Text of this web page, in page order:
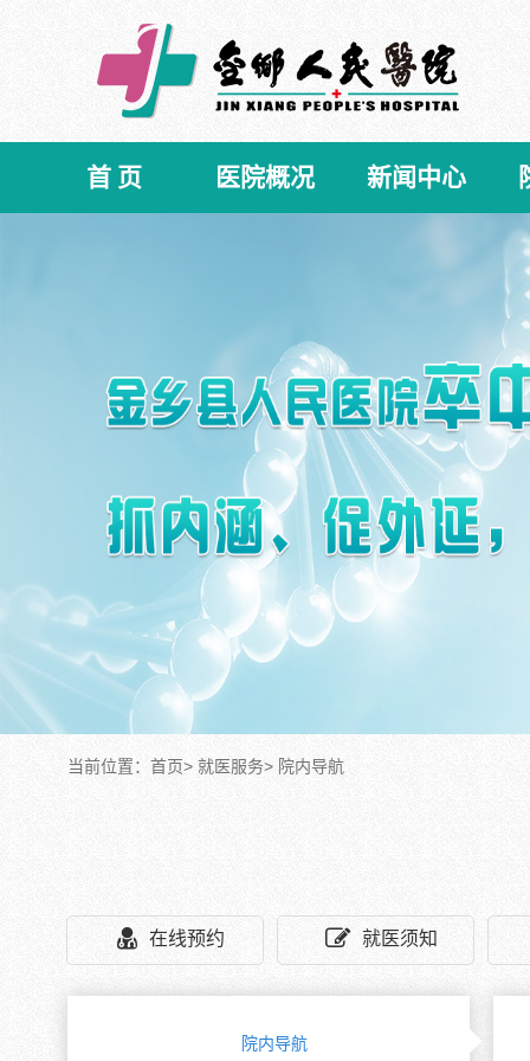
首 页 医院概况 新闻中心
当前位置： 首页> 就医服务> 院内导航
在线预约 就医须知
院内导航